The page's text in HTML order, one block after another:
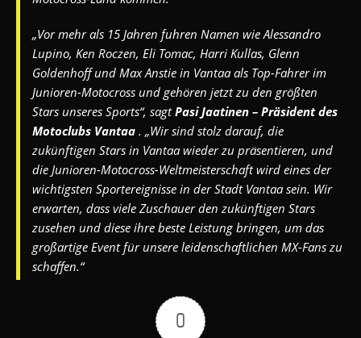
„Vor mehr als 15 Jahren fuhren Namen wie Alessandro
Lupino, Ken Roczen, Eli Tomac, Harri Kullas, Glenn
Goldenhoff und Max Anstie in Vantaa als Top-Fahrer im
Junioren-Motocross und gehören jetzt zu den größten
Stars unseres Sports“, sagtPasi Jaatinen – Präsident des
Motoclubs Vantaa . „Wir sind stolz darauf, die
zukünftigen Stars in Vantaa wieder zu präsentieren, und
die Junioren-Motocross-Weltmeisterschaft wird eines der
wichtigsten Sportereignisse in der Stadt Vantaa sein. Wir
erwarten, dass viele Zuschauer den zukünftigen Stars
zusehen und diese ihre beste Leistung bringen, um das
großartige Event für unsere leidenschaftlichen MX-Fans zu
schaffen.“
0